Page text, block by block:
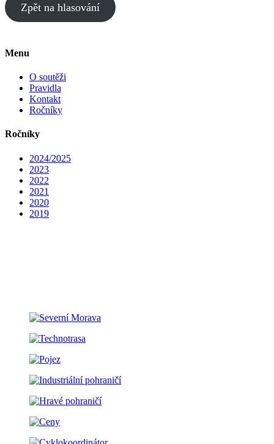
Zpět na hlasování
Menu
O soutěži
Pravidla
Kontakt
Ročníky
Ročníky
2024/2025
2023
2022
2021
2020
2019